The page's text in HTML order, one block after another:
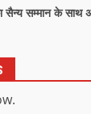
सैन्य सम्मान के साथ